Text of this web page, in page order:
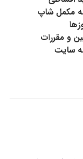
از دو اسید
داده اند
بدست خواهد
مکمل شاپ
و مقررات
سایت